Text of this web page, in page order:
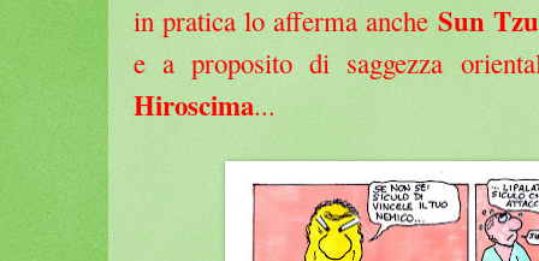
in pratica lo afferma anche Sun Tzu
e a proposito di saggezza
Hiroscima...